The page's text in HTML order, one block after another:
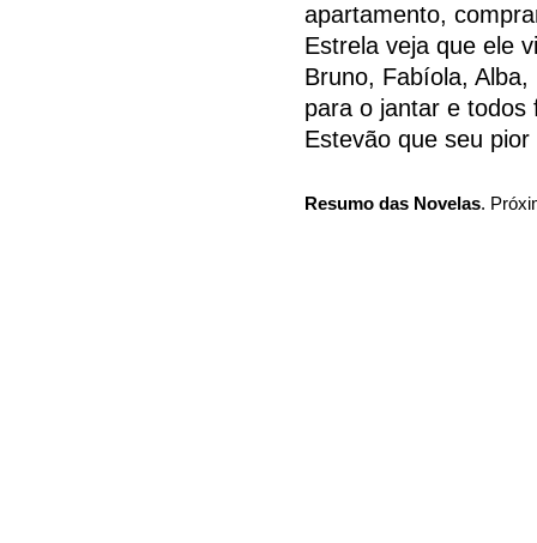
apartamento,
Estrela veja que ele
Bruno, Fabíola,
para o jantar e todos
Estevão que seu
Resumo das Novelas.